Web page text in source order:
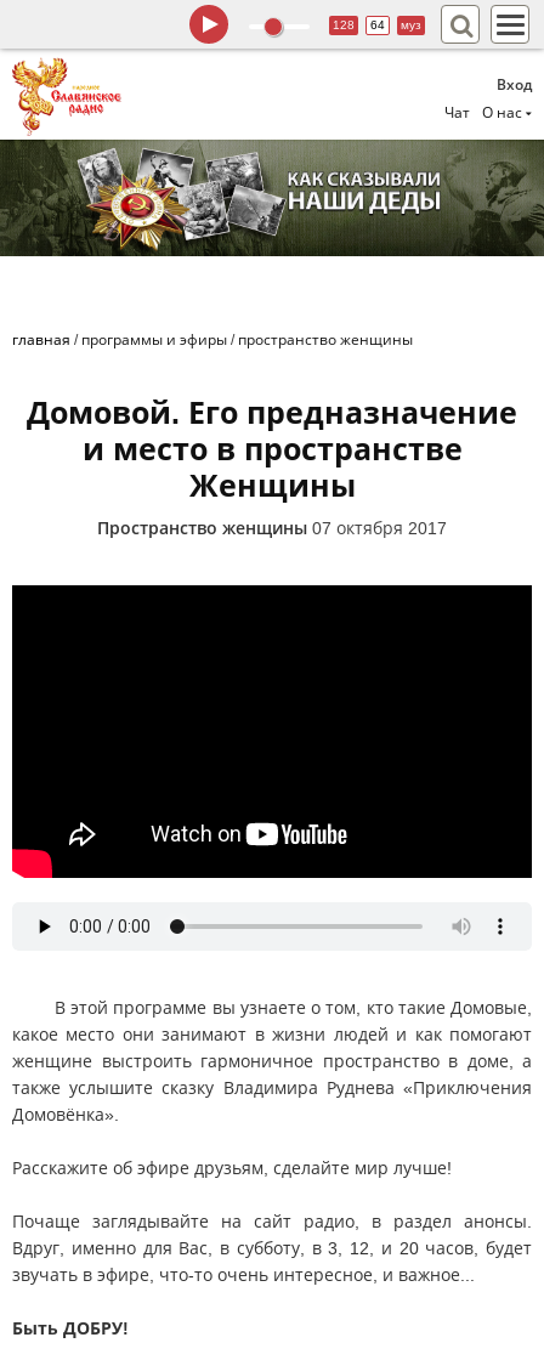
Вход
Чат
О нас
128 64 муз
главная / программы и эфиры / пространство женщины
Домовой. Его предназначение
и место в пространстве
Женщины
Пространство женщины 07 октября 2017
В этой программе вы узнаете о том, кто такие Домовые,
какое место они занимают в жизни людей и как помогают
женщине выстроить гармоничное пространство в доме, а
также услышите сказку Владимира Руднева «Приключения
Домовёнка».
Расскажите об эфире друзьям, сделайте мир лучше!
Почаще заглядывайте на сайт радио, в раздел анонсы.
Вдруг, именно для Вас, в субботу, в 3, 12, и 20 часов, будет
звучать в эфире, что-то очень интересное, и важное...
Быть ДОБРУ!